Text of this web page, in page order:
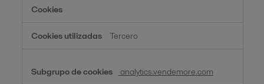
Tercero
analytics.vendemore.com